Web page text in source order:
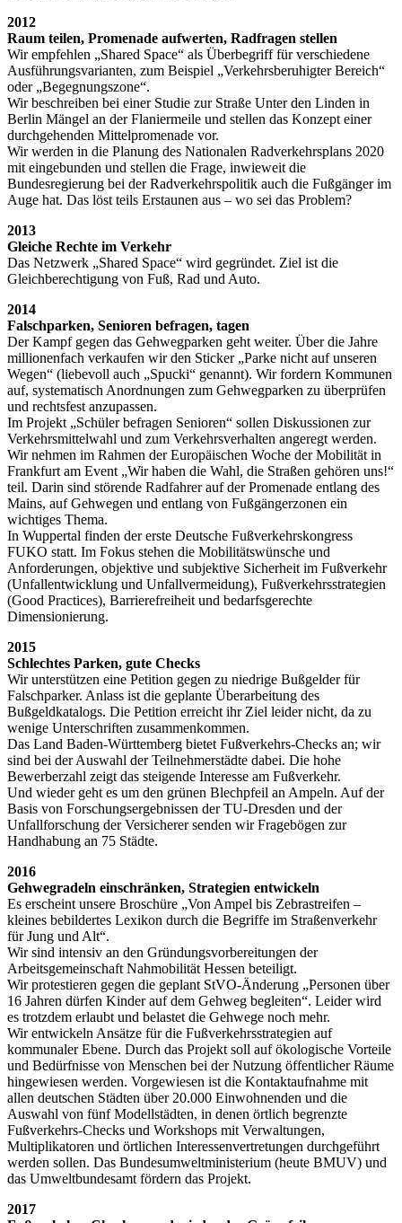
2012
Raum teilen, Promenade aufwerten, Radfragen stellen
Wir empfehlen „Shared Space“ als Überbegriff für verschiedene
Ausführungsvarianten, zum Beispiel „Verkehrsberuhigter Bereich“
oder „Begegnungszone“.
Wir beschreiben bei einer Studie zur Straße Unter den Linden in
Berlin Mängel an der Flaniermeile und stellen das Konzept einer
durchgehenden Mittelpromenade vor.
Wir werden in die Planung des Nationalen Radverkehrsplans 2020
mit eingebunden und stellen die Frage, inwieweit die
Bundesregierung bei der Radverkehrspolitik auch die Fußgänger im
Auge hat. Das löst teils Erstaunen aus – wo sei das Problem?
2013
Gleiche Rechte im Verkehr
Das Netzwerk „Shared Space“ wird gegründet. Ziel ist die
Gleichberechtigung von Fuß, Rad und Auto.
2014
Falschparken, Senioren befragen, tagen
Der Kampf gegen das Gehwegparken geht weiter. Über die Jahre
millionenfach verkaufen wir den Sticker „Parke nicht auf unseren
Wegen“ (liebevoll auch „Spucki“ genannt). Wir fordern Kommunen
auf, systematisch Anordnungen zum Gehwegparken zu überprüfen
und rechtsfest anzupassen.
Im Projekt „Schüler befragen Senioren“ sollen Diskussionen zur
Verkehrsmittelwahl und zum Verkehrsverhalten angeregt werden.
Wir nehmen im Rahmen der Europäischen Woche der Mobilität in
Frankfurt am Event „Wir haben die Wahl, die Straßen gehören uns!“
teil. Darin sind störende Radfahrer auf der Promenade entlang des
Mains, auf Gehwegen und entlang von Fußgängerzonen ein
wichtiges Thema.
In Wuppertal finden der erste Deutsche Fußverkehrskongress
FUKO statt. Im Fokus stehen die Mobilitätswünsche und
Anforderungen, objektive und subjektive Sicherheit im Fußverkehr
(Unfallentwicklung und Unfallvermeidung), Fußverkehrsstrategien
(Good Practices), Barrierefreiheit und bedarfsgerechte
Dimensionierung.
2015
Schlechtes Parken, gute Checks
Wir unterstützen eine Petition gegen zu niedrige Bußgelder für
Falschparker. Anlass ist die geplante Überarbeitung des
Bußgeldkatalogs. Die Petition erreicht ihr Ziel leider nicht, da zu
wenige Unterschriften zusammenkommen.
Das Land Baden-Württemberg bietet Fußverkehrs-Checks an; wir
sind bei der Auswahl der Teilnehmerstädte dabei. Die hohe
Bewerberzahl zeigt das steigende Interesse am Fußverkehr.
Und wieder geht es um den grünen Blechpfeil an Ampeln. Auf der
Basis von Forschungsergebnissen der TU-Dresden und der
Unfallforschung der Versicherer senden wir Fragebögen zur
Handhabung an 75 Städte.
2016
Gehwegradeln einschränken, Strategien entwickeln
Es erscheint unsere Broschüre „Von Ampel bis Zebrastreifen –
kleines bebildertes Lexikon durch die Begriffe im Straßenverkehr
für Jung und Alt“.
Wir sind intensiv an den Gründungsvorbereitungen der
Arbeitsgemeinschaft Nahmobilität Hessen beteiligt.
Wir protestieren gegen die geplant StVO-Änderung „Personen über
16 Jahren dürfen Kinder auf dem Gehweg begleiten“. Leider wird
es trotzdem erlaubt und belastet die Gehwege noch mehr.
Wir entwickeln Ansätze für die Fußverkehrsstrategien auf
kommunaler Ebene. Durch das Projekt soll auf ökologische Vorteile
und Bedürfnisse von Menschen bei der Nutzung öffentlicher Räume
hingewiesen werden. Vorgewiesen ist die Kontaktaufnahme mit
allen deutschen Städten über 20.000 Einwohnenden und die
Auswahl von fünf Modellstädten, in denen örtlich begrenzte
Fußverkehrs-Checks und Workshops mit Verwaltungen,
Multiplikatoren und örtlichen Interessenvertretungen durchgeführt
werden sollen. Das Bundesumweltministerium (heute BMUV) und
das Umweltbundesamt fördern das Projekt.
2017